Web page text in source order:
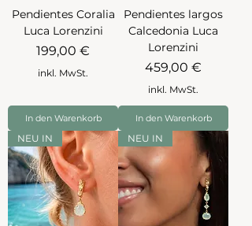
Pendientes Coralia
Luca Lorenzini
Preis
199,00 €
inkl. MwSt.
In den Warenkorb
Pendientes largos
Calcedonia Luca
Lorenzini
Preis
459,00 €
inkl. MwSt.
In den Warenkorb
NEU IN NEU IN